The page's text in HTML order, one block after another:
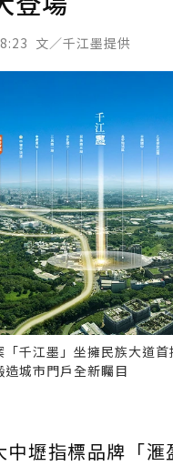
文／千江墨提供
「千江墨」坐擁民族大道
造城市門戶全新矚目
中壢指標品牌「滙